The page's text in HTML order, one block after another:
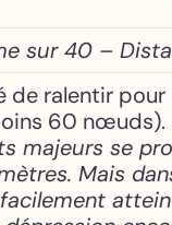
sur 40 –
de ralentir
60
majeurs se
Mais